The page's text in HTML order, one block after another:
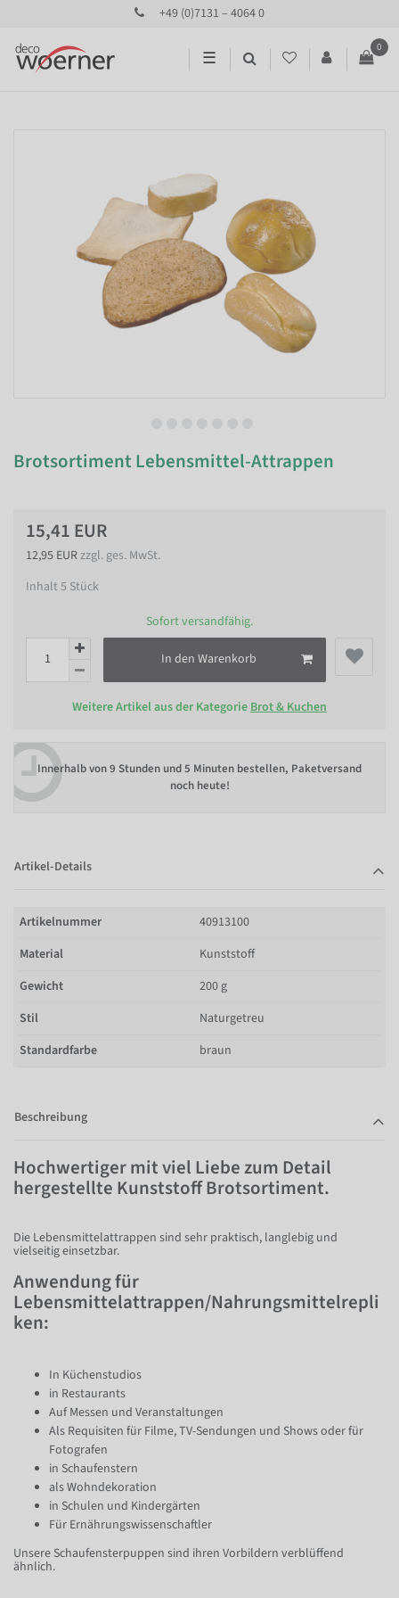
+49 (0)7131 – 4064 0
☰
0
Brotsortiment Lebensmittel-Attrappen
15,41 EUR
12,95 EURzzgl. ges. MwSt.
Inhalt5 Stück
Sofort versandfähig.
In den Warenkorb
Weitere Artikel aus der Kategorie Brot & Kuchen
Innerhalb von9 Stunden und 5 Minuten bestellen, Paketversand
noch heute!
Artikel-Details
Artikelnummer
40913100
Material
Kunststoff
Gewicht
200 g
Stil
Naturgetreu
Standardfarbe
braun
Beschreibung
Hochwertiger mit viel Liebe zum Detail
hergestellte Kunststoff Brotsortiment.
Die Lebensmittelattrappen sind sehr praktisch, langlebig und
vielseitig einsetzbar.
Anwendung für
Lebensmittelattrappen/Nahrungsmittelrepli
ken:
In Küchenstudios
in Restaurants
Auf Messen und Veranstaltungen
Als Requisiten für Filme, TV-Sendungen und Shows oder für
Fotografen
in Schaufenstern
als Wohndekoration
in Schulen und Kindergärten
Für Ernährungswissenschaftler
Unsere Schaufensterpuppen sind ihren Vorbildern verblüffend
ähnlich.